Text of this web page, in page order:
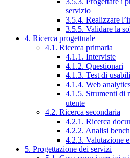
servizio
3.5.4. Realizzare
3.5.5. Validare la
4. Ricerca progettuale
4.1. Ricerca primaria
4.1.1. Interviste
4.1.2. Questionari
4.1.3. Test di
4.1.4. Web
4.1.5. Strumenti di
utente
4.2. Ricerca secondaria
4.2.1. Ricerca
4.2.2. Analisi
4.2.3. Valutazione
5. Progettazione dei servizi